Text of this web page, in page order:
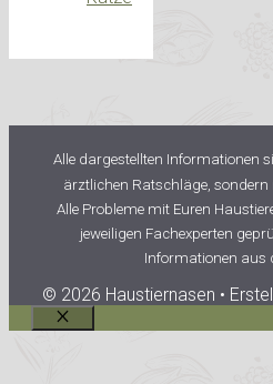
Alle dargestellten Informationen
ärztlichen Ratschläge, sondern
Alle Probleme mit Euren
jeweiligen Fachexperten
Informationen aus
© 2026 Haustiernasen •
Schließen